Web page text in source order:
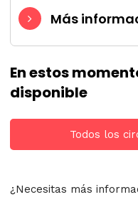
Más
En estos
disponible
Todos los
¿Necesitas más